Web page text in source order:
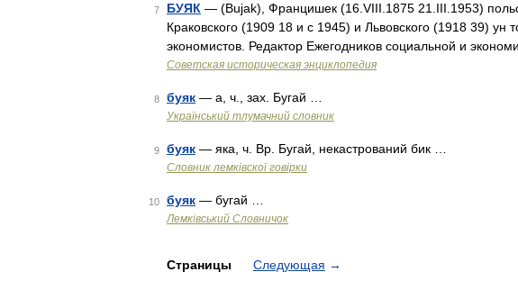
7 БУЯК — (Bujak), Францишек (16.VIII.1875 21.III.1953)
Краковского (1909 18 и с 1945) и Львовского (1918 39) ун
экономистов. Редактор Ежегодников социальной и
Советская историческая энциклопедия
8 буяк — а, ч., зах. Бугай …
Український тлумачний словник
9 буяк — яка, ч. Вр. Бугай, некастрований бик …
Словник лемківскої говірки
10 буяк — бугай …
Лемківський Словничок
Страницы Следующая →